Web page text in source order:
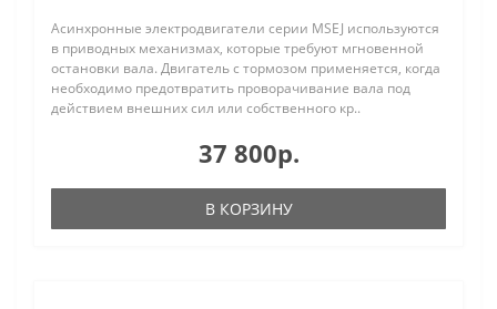
Асинхронные электродвигатели серии MSEJ используются
в приводных механизмах, которые требуют мгновенной
остановки вала. Двигатель с тормозом применяется, когда
необходимо предотвратить проворачивание вала под
действием внешних сил или собственного кр..
37 800р.
В КОРЗИНУ